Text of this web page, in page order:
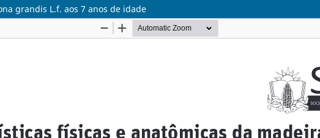
grandis L.f. aos 7 anos de idade